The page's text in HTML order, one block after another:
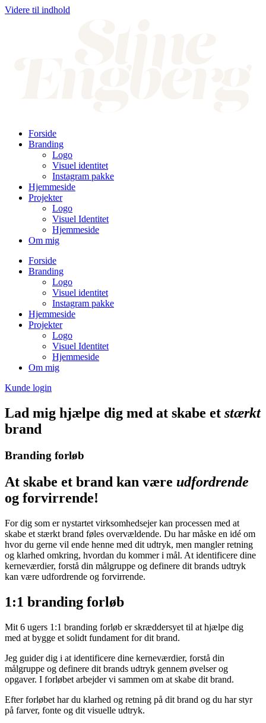
Videre til indhold
Forside
Branding
Logo
Visuel identitet
Instagram pakke
Hjemmeside
Projekter
Logo
Visuel Identitet
Hjemmeside
Om mig
Forside
Branding
Logo
Visuel identitet
Instagram pakke
Hjemmeside
Projekter
Logo
Visuel Identitet
Hjemmeside
Om mig
Kunde login
Lad mig hjælpe dig med at skabe et stærkt
brand
Branding forløb
At skabe et brand kan være udfordrende
og forvirrende!
For dig som er nystartet virksomhedsejer kan processen med at
skabe et stærkt brand føles overvældende. Du har måske en idé om
hvor du gerne vil ende henne med dit udtryk, men mangler retning
og klarhed omkring, hvordan du kommer i mål. At identificere dine
kerneværdier, forstå din målgruppe og definere dit brands udtryk
kan være udfordrende og forvirrende.
1:1 branding forløb
Mit 6 ugers 1:1 branding forløb er skræddersyet til at hjælpe dig
med at bygge et solidt fundament for dit brand.
Jeg guider dig i at identificere dine kerneværdier, forstå din
målgruppe og definere dit brands udtryk gennem øvelser og
opgaver. I forløbet arbejder vi sammen om at skabe dit brand.
Efter forløbet har du klarhed og retning på dit brand og du har styr
på farver, fonte og dit visuelle udtryk.